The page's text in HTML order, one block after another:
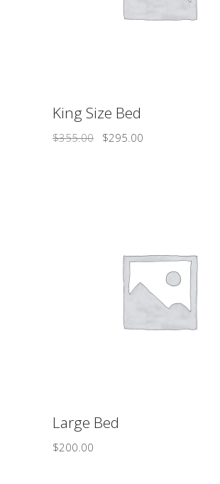
King Size Bed
$355.00 $295.00
ΠΡΟΣΘΉΚΗ ΣΤΟ ΚΑΛΆΘΙ
Large Bed
$200.00